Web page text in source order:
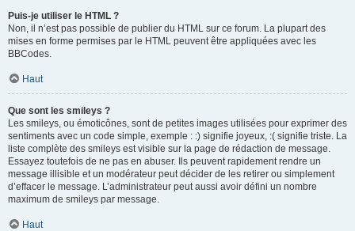
Puis-je utiliser le HTML ?
Non, il n’est pas possible de publier du HTML sur ce forum. La plupart des
mises en forme permises par le HTML peuvent être appliquées avec les
BBCodes.
Haut
Que sont les smileys ?
Les smileys, ou émoticônes, sont de petites images utilisées pour exprimer des
sentiments avec un code simple, exemple : :) signifie joyeux, :( signifie triste. La
liste complète des smileys est visible sur la page de rédaction de message.
Essayez toutefois de ne pas en abuser. Ils peuvent rapidement rendre un
message illisible et un modérateur peut décider de les retirer ou simplement
d’effacer le message. L’administrateur peut aussi avoir défini un nombre
maximum de smileys par message.
Haut